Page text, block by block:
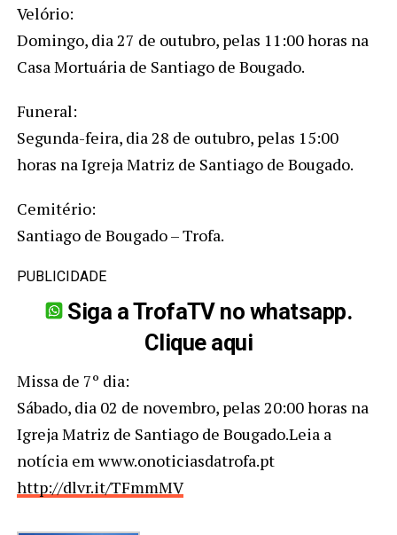
Velório:
Domingo, dia 27 de outubro, pelas 11:00 horas na
Casa Mortuária de Santiago de Bougado.
Funeral:
Segunda-feira, dia 28 de outubro, pelas 15:00
horas na Igreja Matriz de Santiago de Bougado.
Cemitério:
Santiago de Bougado – Trofa.
PUBLICIDADE
Siga a TrofaTV no whatsapp.
Clique aqui
Missa de 7º dia:
Sábado, dia 02 de novembro, pelas 20:00 horas na
Igreja Matriz de Santiago de Bougado.Leia a
notícia em www.onoticiasdatrofa.pt
http://dlvr.it/TFmmMV